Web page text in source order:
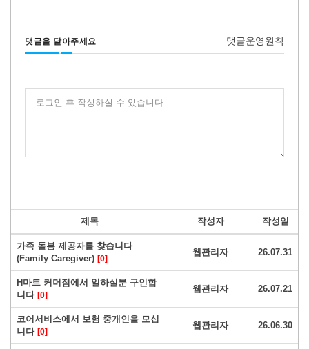
댓글을 달아주세요 댓글운영원칙
로그인 후 작성하실 수 있습니다
제목 작성자 작성일
가족 돌봄 제공자를 찾습니다
(Family Caregiver) [0]
웹관리자 26.07.31
H마트 커머점에서 일하실분 구인합
니다 [0]
웹관리자 26.07.21
코어서비스에서 보험 중개인을 모십
니다 [0]
웹관리자 26.06.30